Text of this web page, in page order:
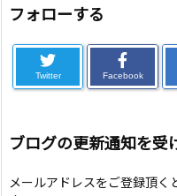
フォローする
Twitter Facebook
ブログの更新通知を受
メールアドレスをご登録頂く